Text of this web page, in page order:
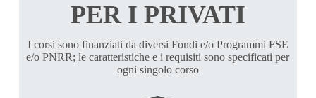
PER I PRIVATI
I corsi sono finanziati da diversi Fondi e/o Programmi FSE
e/o PNRR; le caratteristiche e i requisiti sono specificati per
ogni singolo corso